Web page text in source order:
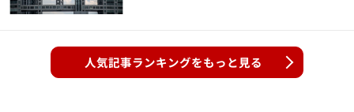
人気記事ランキングをもっと見る